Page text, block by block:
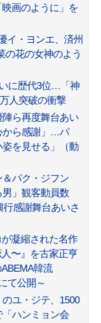
画のように」を
イ・ヨンエ、済州
花の女神のよう
に歴代3位…「神
人突破の衝撃
陣ら再度舞台あい
から感謝」…パ
を見せる」（動
＆パク・ジフン
」観客動員数
感謝舞台あいさ
凝縮された名作
人〜』を古家正亨
韓流
て公開～
ユ・ジテ、1500
ハンミョン会